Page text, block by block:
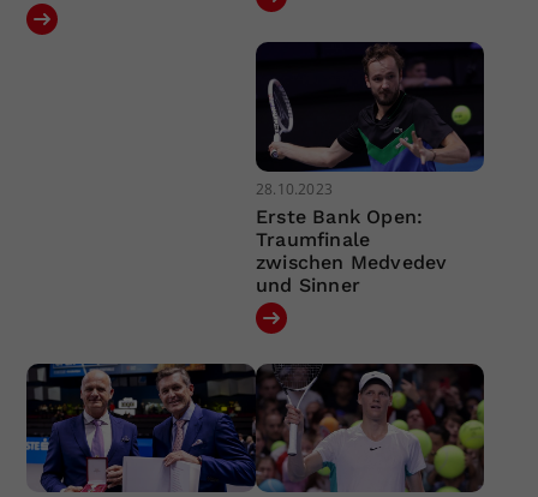
28.10.2023
Erste Bank Open:
Traumfinale
zwischen Medvedev
und Sinner